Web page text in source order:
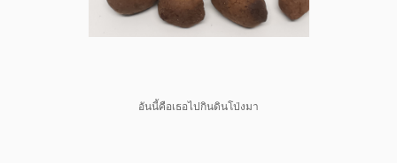
อันนี้คือเธอไปกินดินโป่งมา